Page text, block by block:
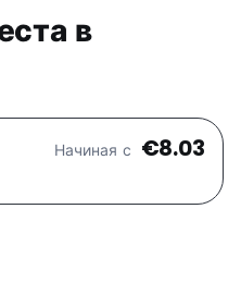
в
Начиная с €8.03